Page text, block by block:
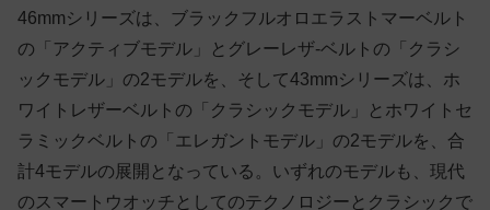
46mmシリーズは、ブラックフルオロエラストマーベルト
の「アクティブモデル」とグレーレザ-ベルトの「クラシ
ックモデル」の2モデルを、そして43mmシリーズは、ホ
ワイトレザーベルトの「クラシックモデル」とホワイトセ
ラミックベルトの「エレガントモデル」の2モデルを、合
計4モデルの展開となっている。いずれのモデルも、現代
のスマートウオッチとしてのテクノロジーとクラシックで